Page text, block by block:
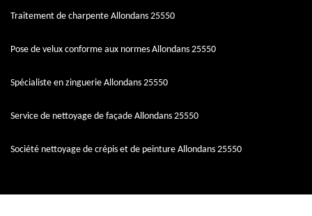
Traitement de charpente Allondans 25550
Pose de velux conforme aux normes Allondans 25550
Spécialiste en zinguerie Allondans 25550
Service de nettoyage de façade Allondans 25550
Société nettoyage de crépis et de peinture Allondans 25550